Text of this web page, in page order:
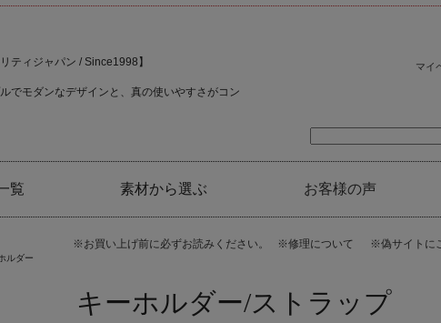
リティジャパン / Since1998】
でモダンなデザインと、真の使いやすさがコン
マイ
覧 素材から選ぶ お客様の声
※お買い上げ前に必ずお読みください。 ※修理について ※偽サイトに
ルダー
キーホルダー/ストラップ